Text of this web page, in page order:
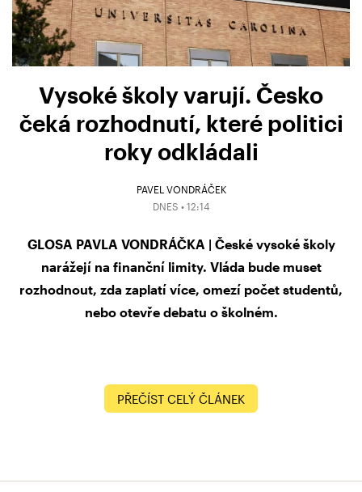
Vysoké školy varují. Česko
čeká rozhodnutí, které politici
roky odkládali
PAVEL VONDRÁČEK
DNES • 12:14
GLOSA PAVLA VONDRÁČKA | České vysoké školy
narážejí na finanční limity. Vláda bude muset
rozhodnout, zda zaplatí více, omezí počet studentů,
nebo otevře debatu o školném.
PŘEČÍST CELÝ ČLÁNEK